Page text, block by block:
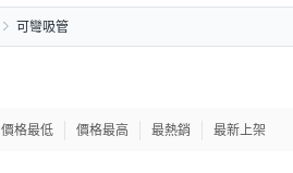
可彎吸管
價格最低 價格最高 最熱銷 最新上架